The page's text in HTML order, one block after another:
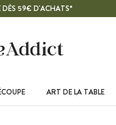
DÈS 59€ D'ACHATS*
ART DE LA TABLE